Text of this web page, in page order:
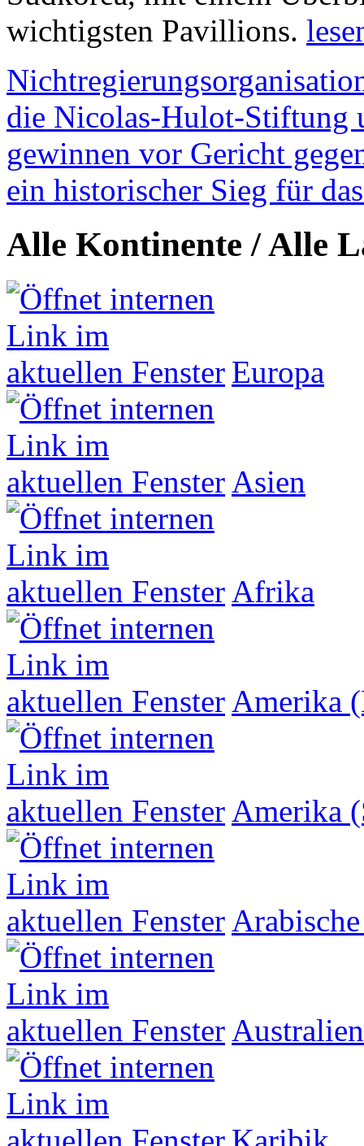
wichtigsten Pavillions.
die Nicolas-Hulot-Stiftung
gewinnen vor Gericht
ein historischer Sieg für
Alle Kontinente / Alle
Europa
Asien
Afrika
Amerika
Amerika
Australien